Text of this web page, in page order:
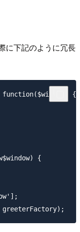
に下記のように冗長
{
{